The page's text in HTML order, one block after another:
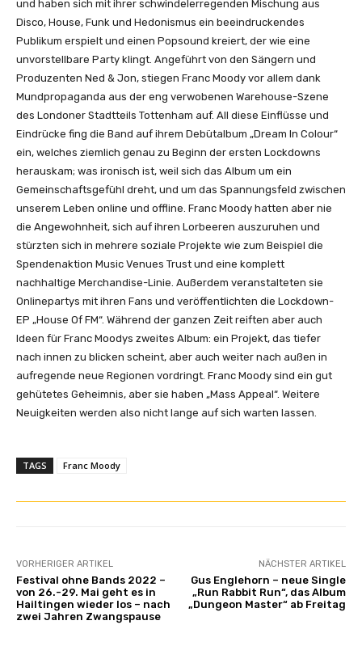
n
e
und haben sich mit ihrer schwindelerregenden Mischung aus
Disco, House, Funk und Hedonismus ein beeindruckendes
Publikum erspielt und einen Popsound kreiert, der wie eine
unvorstellbare Party klingt. Angeführt von den Sängern und
Produzenten Ned & Jon, stiegen Franc Moody vor allem dank
Mundpropaganda aus der eng verwobenen Warehouse-Szene
des Londoner Stadtteils Tottenham auf. All diese Einflüsse und
Eindrücke fing die Band auf ihrem Debütalbum „Dream In Colour“
ein, welches ziemlich genau zu Beginn der ersten Lockdowns
herauskam; was ironisch ist, weil sich das Album um ein
Gemeinschaftsgefühl dreht, und um das Spannungsfeld zwischen
unserem Leben online und offline. Franc Moody hatten aber nie
die Angewohnheit, sich auf ihren Lorbeeren auszuruhen und
stürzten sich in mehrere soziale Projekte wie zum Beispiel die
Spendenaktion Music Venues Trust und eine komplett
nachhaltige Merchandise-Linie. Außerdem veranstalteten sie
Onlinepartys mit ihren Fans und veröffentlichten die Lockdown-
EP „House Of FM“. Während der ganzen Zeit reiften aber auch
Ideen für Franc Moodys zweites Album: ein Projekt, das tiefer
nach innen zu blicken scheint, aber auch weiter nach außen in
aufregende neue Regionen vordringt. Franc Moody sind ein gut
gehütetes Geheimnis, aber sie haben „Mass Appeal“. Weitere
Neuigkeiten werden also nicht lange auf sich warten lassen.
TAGS Franc Moody
VORHERIGER ARTIKEL
Festival ohne Bands 2022 –
von 26.-29. Mai geht es in
Hailtingen wieder los – nach
zwei Jahren Zwangspause
NÄCHSTER ARTIKEL
Gus Englehorn – neue Single
„Run Rabbit Run“, das Album
„Dungeon Master“ ab Freitag